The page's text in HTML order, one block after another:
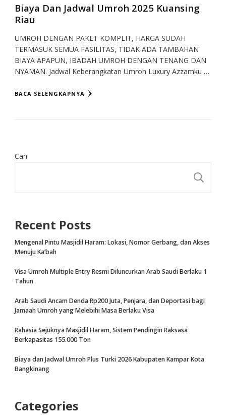
Biaya Dan Jadwal Umroh 2025 Kuansing
Riau
UMROH DENGAN PAKET KOMPLIT, HARGA SUDAH
TERMASUK SEMUA FASILITAS, TIDAK ADA TAMBAHAN
BIAYA APAPUN, IBADAH UMROH DENGAN TENANG DAN
NYAMAN. Jadwal Keberangkatan Umroh Luxury Azzamku …
BACA SELENGKAPNYA
Cari
Recent Posts
Mengenal Pintu Masjidil Haram: Lokasi, Nomor Gerbang, dan Akses
Menuju Ka’bah
Visa Umroh Multiple Entry Resmi Diluncurkan Arab Saudi Berlaku 1
Tahun
Arab Saudi Ancam Denda Rp200 Juta, Penjara, dan Deportasi bagi
Jamaah Umroh yang Melebihi Masa Berlaku Visa
Rahasia Sejuknya Masjidil Haram, Sistem Pendingin Raksasa
Berkapasitas 155.000 Ton
Biaya dan Jadwal Umroh Plus Turki 2026 Kabupaten Kampar Kota
Bangkinang
Categories